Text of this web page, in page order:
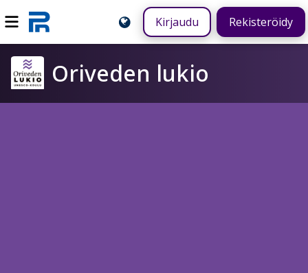
Kirjaudu Rekisteröidy
Oriveden lukio